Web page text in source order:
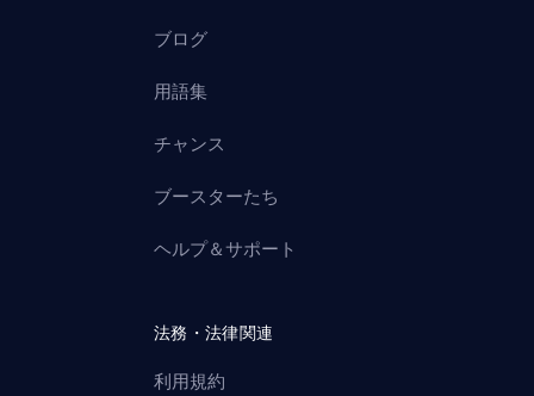
ブログ
用語集
チャンス
ブースターたち
ヘルプ＆サポート
法務・法律関連
利用規約